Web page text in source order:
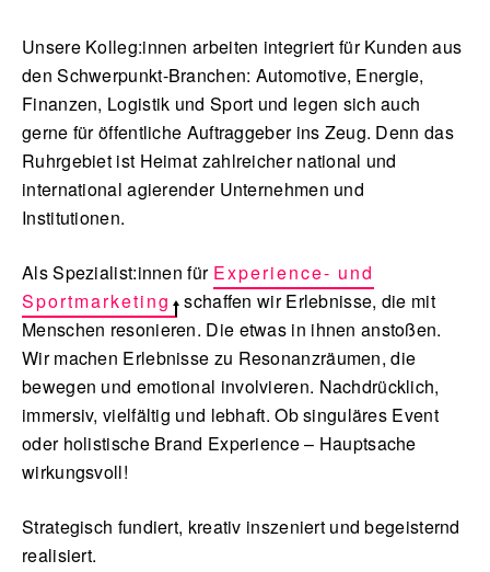
Kontakt
English
Unsere Kolleg:innen arbeiten integriert für Kunden aus
den Schwerpunkt-Branchen: Automotive, Energie,
Finanzen, Logistik und Sport und legen sich auch
gerne für öffentliche Auftraggeber ins Zeug. Denn das
Ruhrgebiet ist Heimat zahlreicher national und
international agierender Unternehmen und
Institutionen.
Als Spezialist:innen für Experience- und
Sportmarketing
schaffen wir Erlebnisse, die mit
Menschen resonieren. Die etwas in ihnen anstoßen.
Wir machen Erlebnisse zu Resonanzräumen, die
bewegen und emotional involvieren. Nachdrücklich,
immersiv, vielfältig und lebhaft. Ob singuläres Event
oder holistische Brand Experience – Hauptsache
wirkungsvoll!
Strategisch fundiert, kreativ inszeniert und begeisternd
realisiert.